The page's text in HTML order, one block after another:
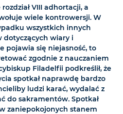
VIII adhortacji, a
wiele kontrowersji. W
wszystkich innych
wiary i
pojawia się niejasność, to
zgodnie z nauczaniem
Filadelfii podkreślił, że
spotkał naprawdę bardzo
ludzi karać, wydalać z
do sakramentów. Spotkał
zaniepokojonych stanem